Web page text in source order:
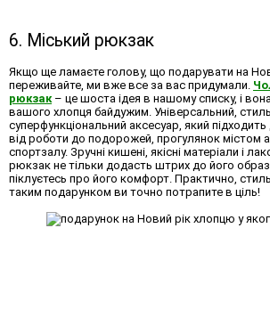
6. Міський рюкзак
Якщо ще ламаєте голову, що подарувати на
переживайте, ми вже все за вас придумали.
рюкзак– це шоста ідея в нашому списку, і
вашого хлопця байдужим. Універсальний,
суперфункціональний аксесуар, який підходить
від роботи до подорожей, прогулянок містом
спортзалу. Зручні кишені, якісні матеріали і
рюкзак не тільки додасть штрих до його
піклуєтесь про його комфорт. Практично,
таким подарунком ви точно потрапите в ціль!